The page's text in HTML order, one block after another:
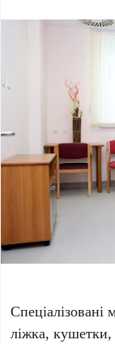
Спеціалізовані
ліжка, кушетки,